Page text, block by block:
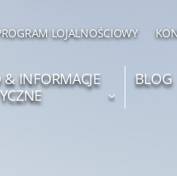
LOJALNOŚCIOWY
& INFORMACJE
BLOG